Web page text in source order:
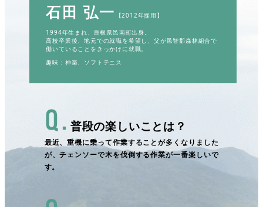
石田 弘一 【2012年採用】
1994年生まれ、島根県邑南町出身。
高校卒業後、地元での就職を希望し、父が邑智郡森林組合で
働いていることをきっかけに就職。
趣味：神楽、ソフトテニス
普段の楽しいことは？
最近、重機に乗って作業することが多くなりました
が、チェンソーで木を伐倒する作業が一番楽しいで
す。